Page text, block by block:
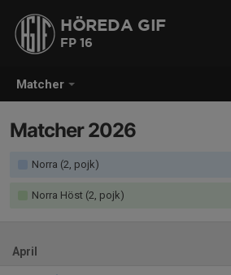
Matcher
HÖREDA GIF
FP 16
Matcher 2026
Norra (2, pojk)
Norra Höst (2, pojk)
April